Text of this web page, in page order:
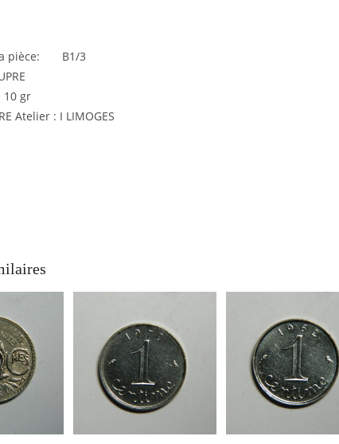
pièce: B1/3
10 gr
Atelier : I LIMOGES